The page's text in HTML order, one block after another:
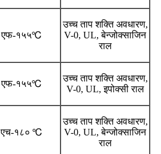
एफ-१५५℃
उच्च ताप शक्ति अवधारण,
V-0, UL, बेन्जोक्साजिन
राल
एफ-१५५℃
उच्च ताप शक्ति अवधारण,
V-0, UL, इपोक्सी राल
एच-१८० ℃
उच्च ताप शक्ति अवधारण,
V-0, UL, बेन्जोक्साजिन
राल